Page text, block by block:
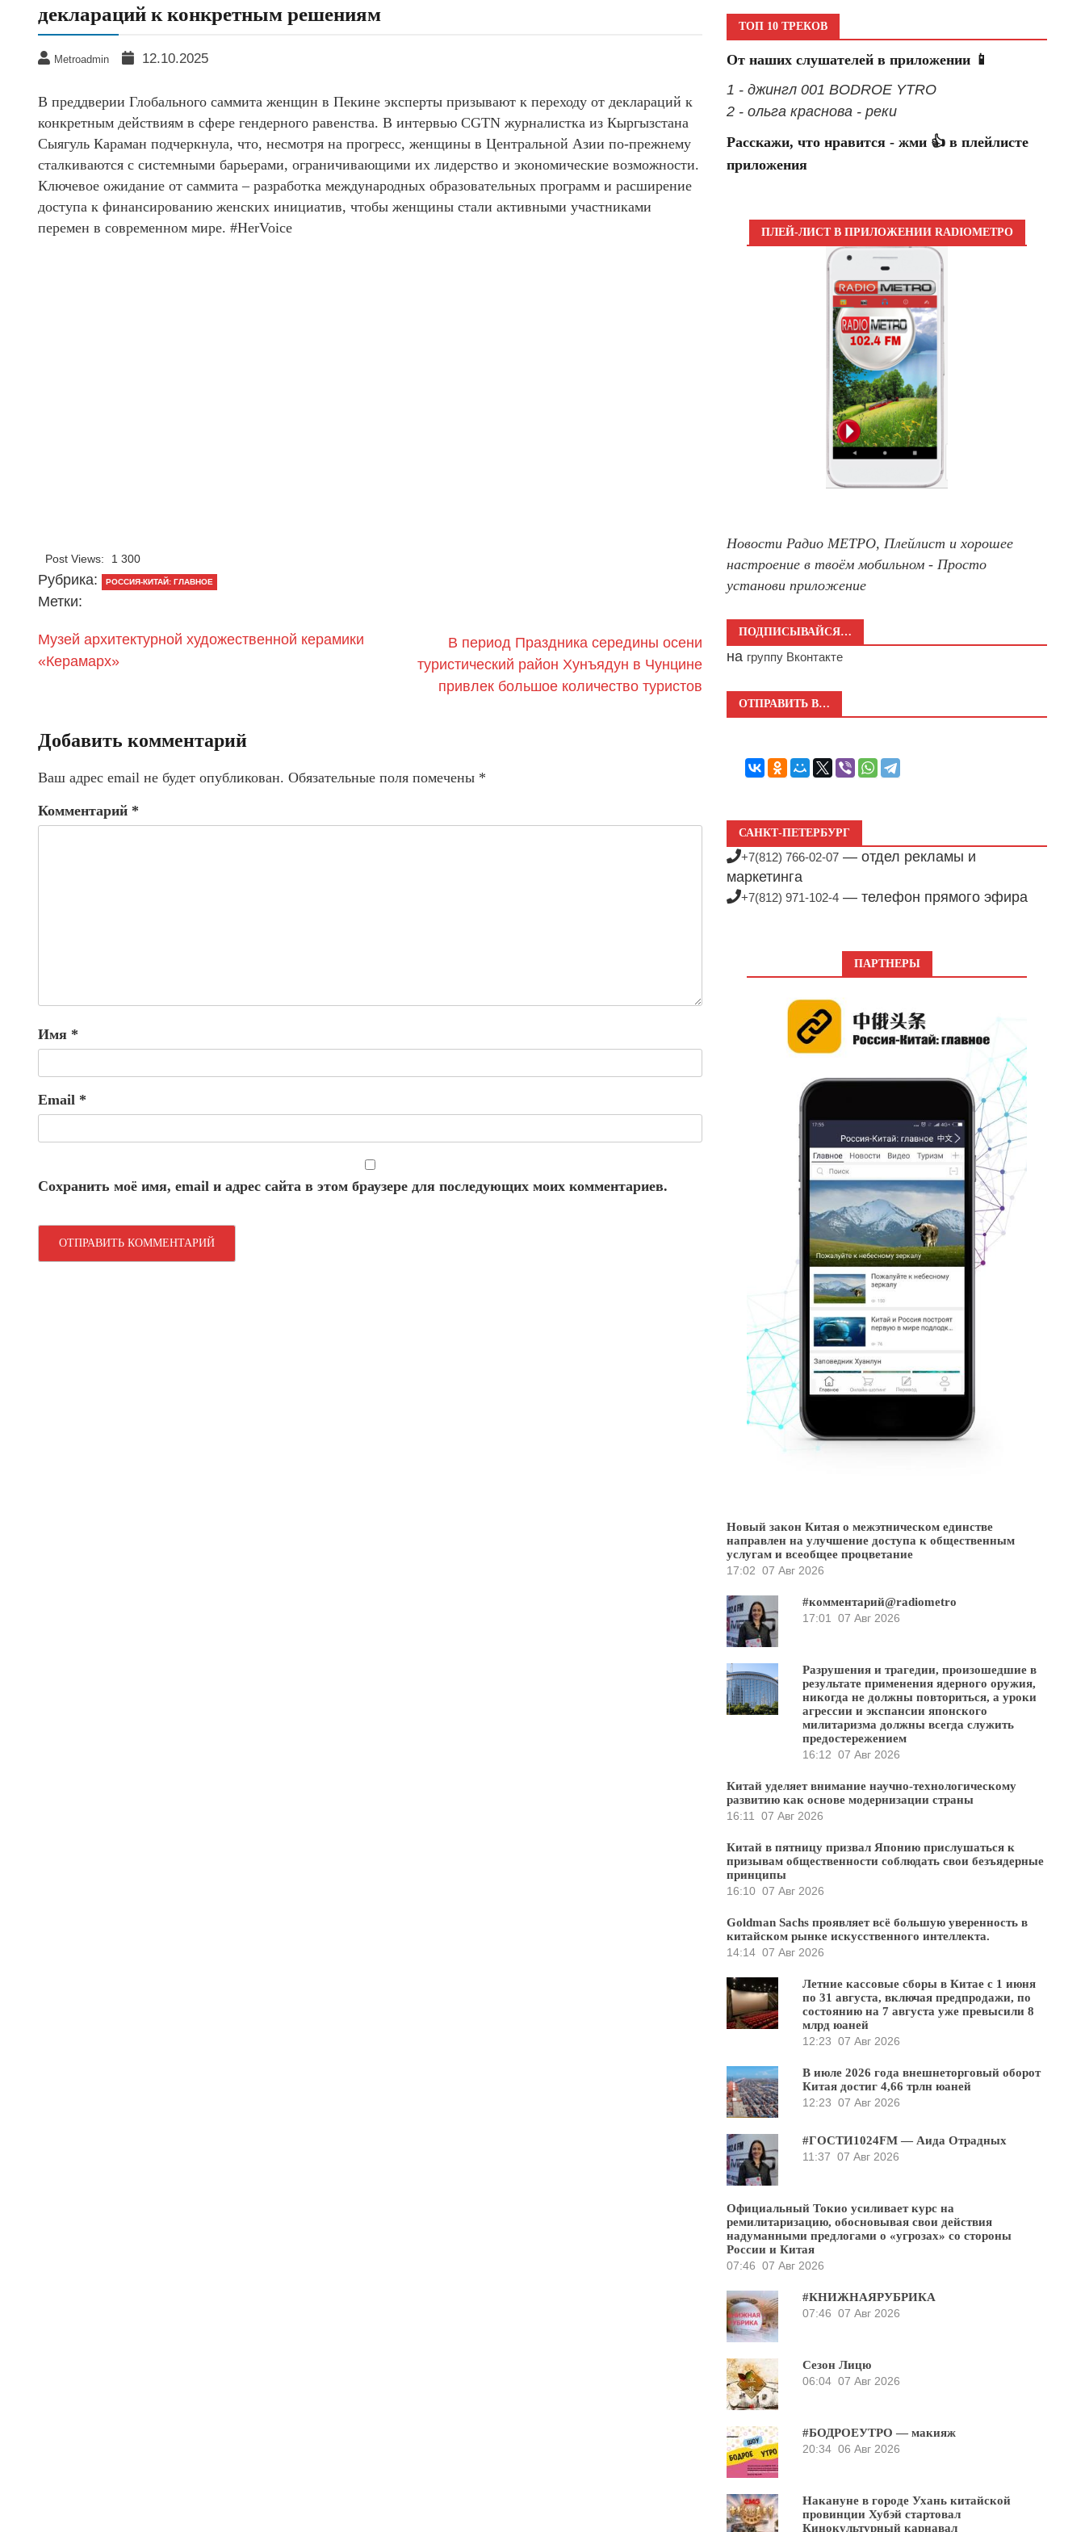
деклараций к конкретным решениям
Metroadmin 12.10.2025
В преддверии Глобального саммита женщин в Пекине эксперты призывают к переходу от деклараций к
конкретным действиям в сфере гендерного равенства. В интервью CGTN журналистка из Кыргызстана
Сыягуль Караман подчеркнула, что, несмотря на прогресс, женщины в Центральной Азии по-прежнему
сталкиваются с системными барьерами, ограничивающими их лидерство и экономические возможности.
Ключевое ожидание от саммита – разработка международных образовательных программ и расширение
доступа к финансированию женских инициатив, чтобы женщины стали активными участниками
перемен в современном мире. #HerVoice
Post Views: 1 300
Рубрика: РОССИЯ-КИТАЙ: ГЛАВНОЕ
Метки:
Музей архитектурной художественной керамики
«Керамарх»
В период Праздника середины осени
туристический район Хунъядун в Чунцине
привлек большое количество туристов
Добавить комментарий
Ваш адрес email не будет опубликован. Обязательные поля помечены *
Комментарий *
Имя *
Email *
Сохранить моё имя, email и адрес сайта в этом браузере для последующих моих комментариев.
ТОП 10 ТРЕКОВ
От наших слушателей в приложении 📱
1 - джингл 001 BODROE YTRO
2 - ольга краснова - реки
Расскажи, что нравится - жми 👍 в плейлисте
приложения
ПЛЕЙ-ЛИСТ В ПРИЛОЖЕНИИ RADIOМЕТРО
Новости Радио МЕТРО, Плейлист и хорошее
настроение в твоём мобильном - Просто
установи приложение
ПОДПИСЫВАЙСЯ…
на группу Вконтакте
ОТПРАВИТЬ В…
САНКТ-ПЕТЕРБУРГ
+7(812) 766-02-07 — отдел рекламы и
маркетинга
+7(812) 971-102-4 — телефон прямого эфира
ПАРТНЕРЫ
Новый закон Китая о межэтническом единстве
направлен на улучшение доступа к общественным
услугам и всеобщее процветание
17:02 07 Авг 2026
#комментарий@radiometro
17:01
07 Авг 2026
Разрушения и трагедии, произошедшие в
результате применения ядерного оружия,
никогда не должны повториться, а уроки
агрессии и экспансии японского
милитаризма должны всегда служить
предостережением
16:12 07 Авг 2026
Китай уделяет внимание научно-технологическому
развитию как основе модернизации страны
16:11
07 Авг 2026
Китай в пятницу призвал Японию прислушаться к
призывам общественности соблюдать свои безъядерные
принципы
16:10 07 Авг 2026
Goldman Sachs проявляет всё большую уверенность в
китайском рынке искусственного интеллекта.
14:14 07 Авг 2026
Летние кассовые сборы в Китае с 1 июня
по 31 августа, включая предпродажи, по
состоянию на 7 августа уже превысили 8
млрд юаней
12:23 07 Авг 2026
В июле 2026 года внешнеторговый оборот
Китая достиг 4,66 трлн юаней
12:23 07 Авг 2026
#ГОСТИ1024FM — Аида Отрадных
11:37 07 Авг 2026
Официальный Токио усиливает курс на
ремилитаризацию, обосновывая свои действия
надуманными предлогами о «угрозах» со стороны
России и Китая
07:46 07 Авг 2026
#КНИЖНАЯРУБРИКА
07:46 07 Авг 2026
Сезон Лицю
06:04 07 Авг 2026
#БОДРОЕУТРО — макияж
20:34 06 Авг 2026
Накануне в городе Ухань китайской
провинции Хубэй стартовал
Кинокультурный карнавал